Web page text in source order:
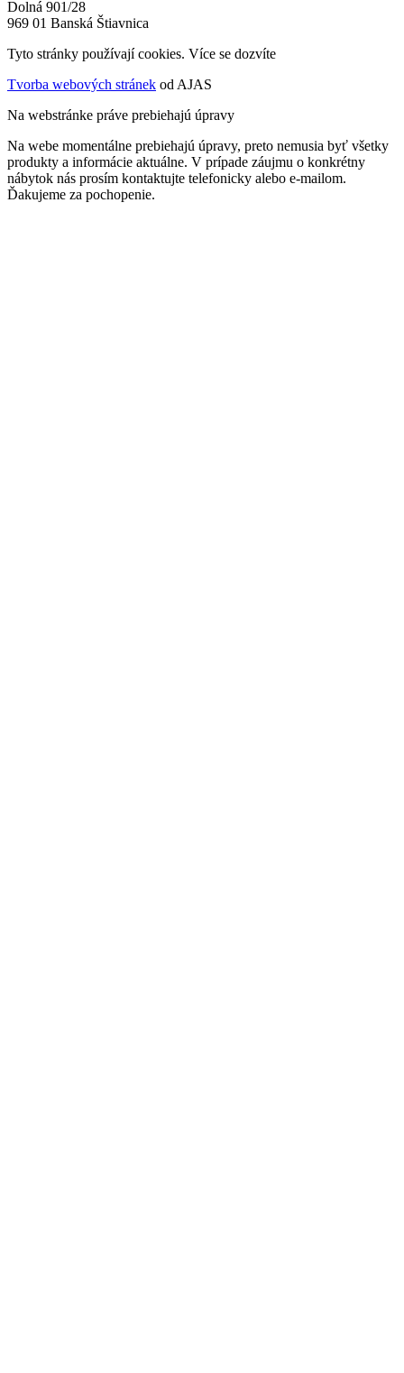
Dolná 901/28
969 01 Banská Štiavnica
Tyto stránky používají cookies. Více se dozvíte
Tvorba webových stránek od AJAS
Na webstránke práve prebiehajú úpravy
Na webe momentálne prebiehajú úpravy, preto nemusia byť všetky
produkty a informácie aktuálne. V prípade záujmu o konkrétny
nábytok nás prosím kontaktujte telefonicky alebo e-mailom.
Ďakujeme za pochopenie.